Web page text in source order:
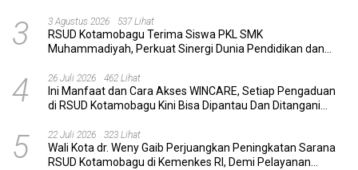
3 3 Agustus 2026 537 Lihat
RSUD Kotamobagu Terima Siswa PKL SMK
Muhammadiyah, Perkuat Sinergi Dunia Pendidikan dan
4 26 Juli 2026 462 Lihat
Ini Manfaat dan Cara Akses WINCARE, Setiap Pengaduan
di RSUD Kotamobagu Kini Bisa Dipantau Dan Ditangani
5 22 Juli 2026 323 Lihat
Wali Kota dr. Weny Gaib Perjuangkan Peningkatan Sarana
RSUD Kotamobagu di Kemenkes RI, Demi Pelayanan